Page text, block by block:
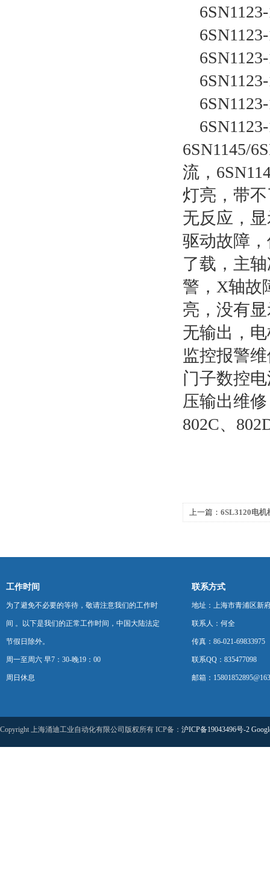
6SN1123-
6SN1123-
6SN1123-
6SN1123-
6SN1145/
流，
灯亮，带
无反应，
驱动故障
了载，主
警，X轴故
亮，没有
无输出，
监控报警
门子数控
压输出维
802C、
上一篇： 6SL3120电机
工作时间
为了避免不必要的等待，敬请注意我们的工作时
间 。以下是我们的正常工作时间，中国大陆法定
节假日除外。
周一至周六 早7：30-晚19：00
周日休息
联系方式
地址：上海市青浦区新
联系人：何全
传真：86-021-69833975
联系QQ：835477098
邮箱：
Copyright 上海涌迪工业自动化有限公司版权所有 ICP备： 沪ICP备19043496号-2